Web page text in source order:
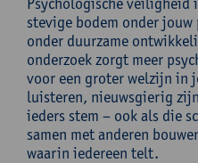
stevige bodem onder
onder duurzame
onderzoek zorgt meer
voor een groter welzijn in
luisteren, nieuwsgierig
ieders stem – ook als die
samen met anderen
waarin iedereen telt.